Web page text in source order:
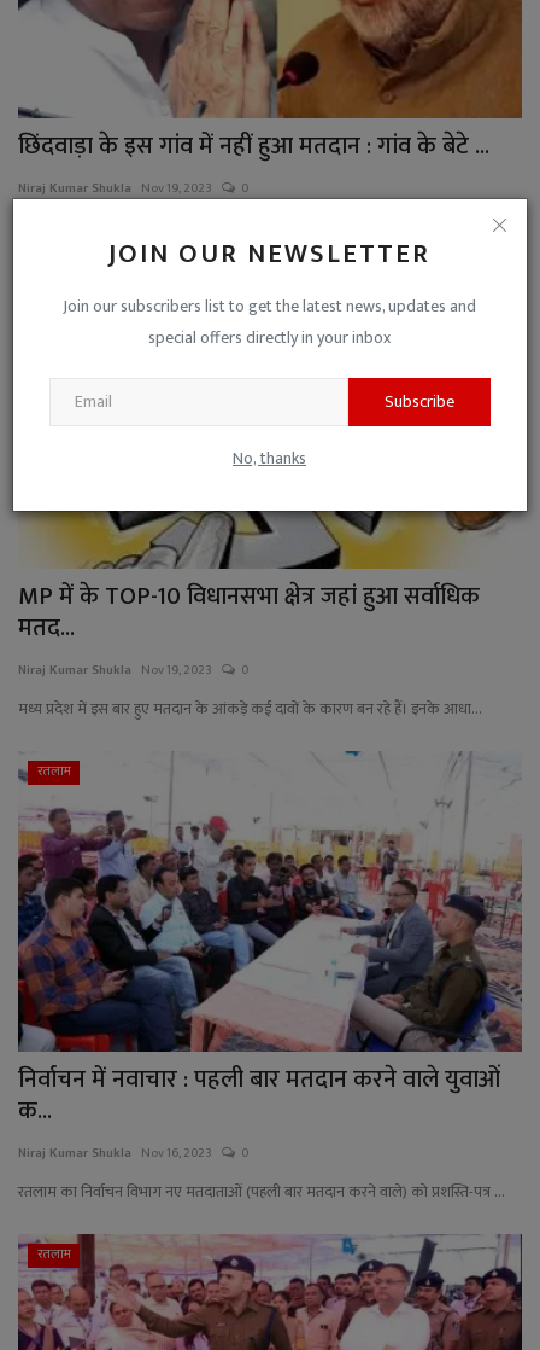
JOIN OUR NEWSLETTER
Join our subscribers list to get the latest news, updates and
special offers directly in your inbox
Subscribe
No, thanks
छिंदवाड़ा के इस गांव में नहीं हुआ मतदान : गांव के बेटे ...
Niraj Kumar Shukla Nov 19, 2023 0
MP में के TOP-10 विधानसभा क्षेत्र जहां हुआ सर्वाधिक
मतद...
Niraj Kumar Shukla Nov 19, 2023 0
मध्य प्रदेश में इस बार हुए मतदान के आंकड़े कई दावों के कारण बन रहे हैं। इनके आधा...
रतलाम
निर्वाचन में नवाचार : पहली बार मतदान करने वाले युवाओं
क...
Niraj Kumar Shukla Nov 16, 2023 0
रतलाम का निर्वाचन विभाग नए मतदाताओं (पहली बार मतदान करने वाले) को प्रशस्ति-पत्र ...
रतलाम